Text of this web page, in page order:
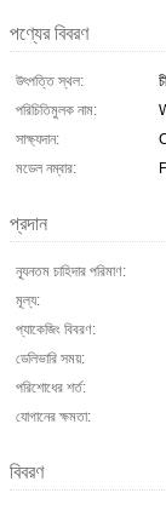
পণ্যের বিবরণ
উৎপত্তি স্থল:
পরিচিতিমুলক নাম:
সাক্ষ্যদান:
মডেল নম্বার:
প্রদান
ন্যূনতম চাহিদার পরিমাণ:
মূল্য:
প্যাকেজিং বিবরণ:
ডেলিভারি সময়:
পরিশোধের শর্ত:
যোগানের ক্ষমতা:
বিবরণ